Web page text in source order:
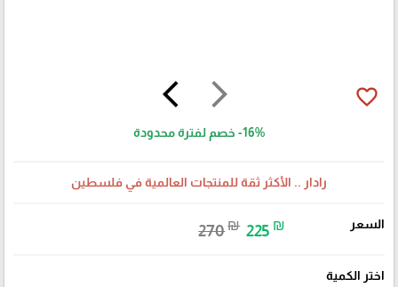
arrow_forward_ios
arrow_back_ios favorite_border
-16% خصم لفترة محدودة
رادار .. الأكثر ثقة للمنتجات العالمية في فلسطين
السعر 270₪ 225 ₪
اختر الكمية